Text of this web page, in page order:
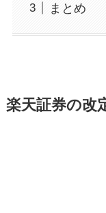
まとめ
楽天証券の改